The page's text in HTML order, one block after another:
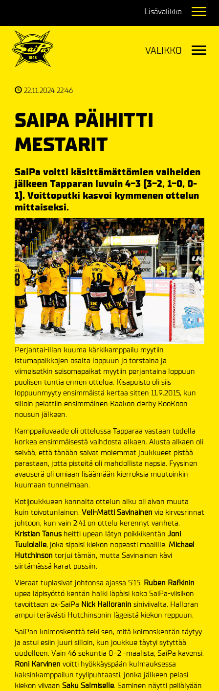
22.11.2024 22:46
SAIPA PÄIHITTI
MESTARIT
SaiPa voitti käsittämättömien vaiheiden
jälkeen Tapparan luvuin 4-3 (3-2, 1-0, 0-
1). Voittoputki kasvoi kymmenen ottelun
mittaiseksi.
Perjantai-illan kuuma kärkikamppailu myytiin
istumapaikkojen osalta loppuun jo torstaina ja
viimeisetkin seisomapaikat myytiin perjantaina loppuun
puolisen tuntia ennen ottelua. Kisapuisto oli siis
loppuunmyyty ensimmäistä kertaa sitten 11.9.2015, kun
silloin pelattiin ensimmäinen Kaakon derby KooKoon
nousun jälkeen.
Kamppailuvaade oli ottelussa Tapparaa vastaan todella
korkea ensimmäisestä vaihdosta alkaen. Alusta alkaen oli
selvää, että tänään saivat molemmat joukkueet pistää
parastaan, jotta pisteitä oli mahdollista napsia. Fyysinen
avauserä oli omiaan lisäämään kierroksia muutoinkin
kuumaan tunnelmaan.
Kotijoukkueen kannalta ottelun alku oli aivan muuta
kuin toivotunlainen. Veli-Matti Savinainen vie kirvesrinnat
johtoon, kun vain 2:41 on ottelu kerennyt vanheta.
Kristian Tanus heitti upean lätyn poikkikentän Joni
Tuulolalle, joka sipaisi kiekon nopeasti maalille. Michael
Hutchinson torjui tämän, mutta Savinainen kävi
siirtämässä karat pussiin.
Vieraat tuplasivat johtonsa ajassa 5:15. Ruben Rafkinin
upea läpisyöttö kentän halki läpäisi koko SaiPa-viisikon
tavoittaen ex-SaiPa Nick Halloranin siniviivalta. Halloran
ampui terävästi Hutchinsonin lägeistä kiekon reppuun.
SaiPan kolmoskenttä teki sen, mitä kolmoskentän täytyy
ja astui esiin juuri silloin, kun joukkue täytyi sytyttää
uudelleen. Vain 46 sekuntia 0-2 -maalista, SaiPa kavensi.
Roni Karvinen voitti hyökkäyspään kulmauksessa
kaksinkamppailun tyylipuhtaasti, jonka jälkeen pelasi
kiekon viivaan Saku Salmiselle. Saminen näytti peliälyään